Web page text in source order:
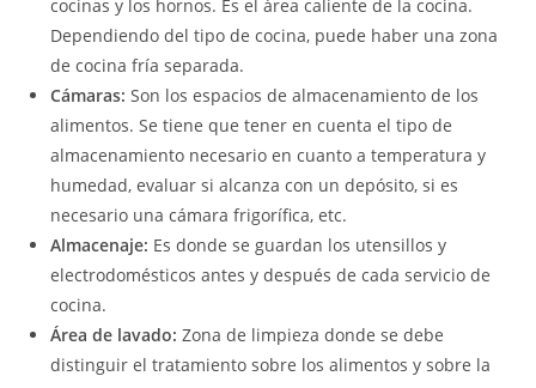
cocinas y los hornos. Es el área caliente de la cocina.
Dependiendo del tipo de cocina, puede haber una zona
de cocina fría separada.
Cámaras: Son los espacios de almacenamiento de los
alimentos. Se tiene que tener en cuenta el tipo de
almacenamiento necesario en cuanto a temperatura y
humedad, evaluar si alcanza con un depósito, si es
necesario una cámara frigorífica, etc.
Almacenaje: Es donde se guardan los utensillos y
electrodomésticos antes y después de cada servicio de
cocina.
Área de lavado: Zona de limpieza donde se debe
distinguir el tratamiento sobre los alimentos y sobre la